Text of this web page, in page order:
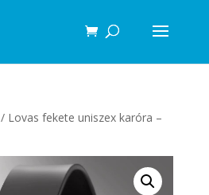
/ Lovas fekete uniszex karóra –